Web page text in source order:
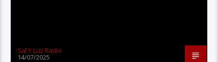
Sal Y Luz Radio
14/07/2025